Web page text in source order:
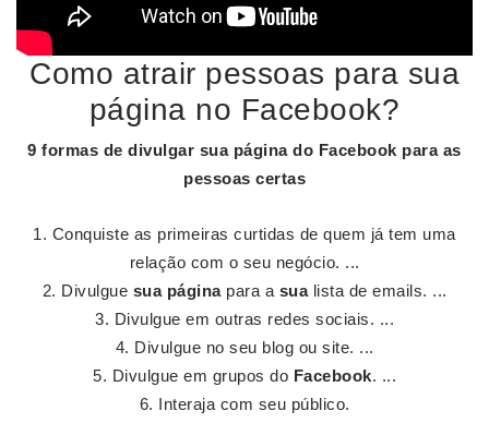
Como atrair pessoas para sua
página no Facebook?
9 formas dedivulgar sua páginado Facebook para as
pessoas certas
Conquiste as primeiras curtidas de quem já tem uma
relação com o seu negócio. ...
Divulgue sua páginapara a sualista de emails. ...
Divulgue em outras redes sociais. ...
Divulgue no seu blog ou site. ...
Divulgue em grupos do Facebook. ...
Interaja com seu público.